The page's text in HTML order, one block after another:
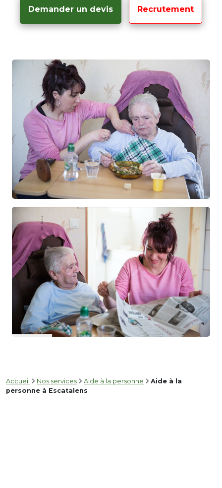
Demander un devis Recrutement
Accueil Nos services Aide à la personne
Aide à la
personne à Escatalens